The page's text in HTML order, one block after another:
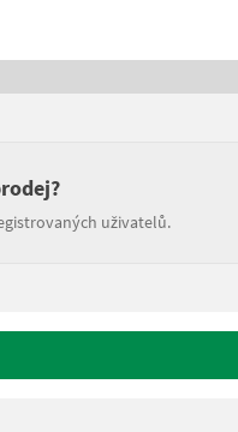
uživatelů.